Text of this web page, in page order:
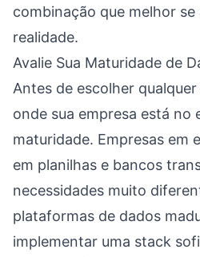
combinação que melhor se
realidade.
Avalie Sua Maturidade de
Antes de escolher
onde sua empresa está no
maturidade. Empresas em
em planilhas e bancos
necessidades muito
plataformas de dados
implementar uma stack